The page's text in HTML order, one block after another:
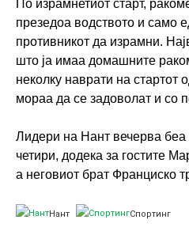
По израмнетиот старт,
презедоа водството и само
противникот да израмни.
што ја имаа домашните
неколку наврати на стартот
мораа да се задоволат и со
Лидери на Нант вечерва
четири, додека за гостите
а неговиот брат Франциско
Нант Спортинг